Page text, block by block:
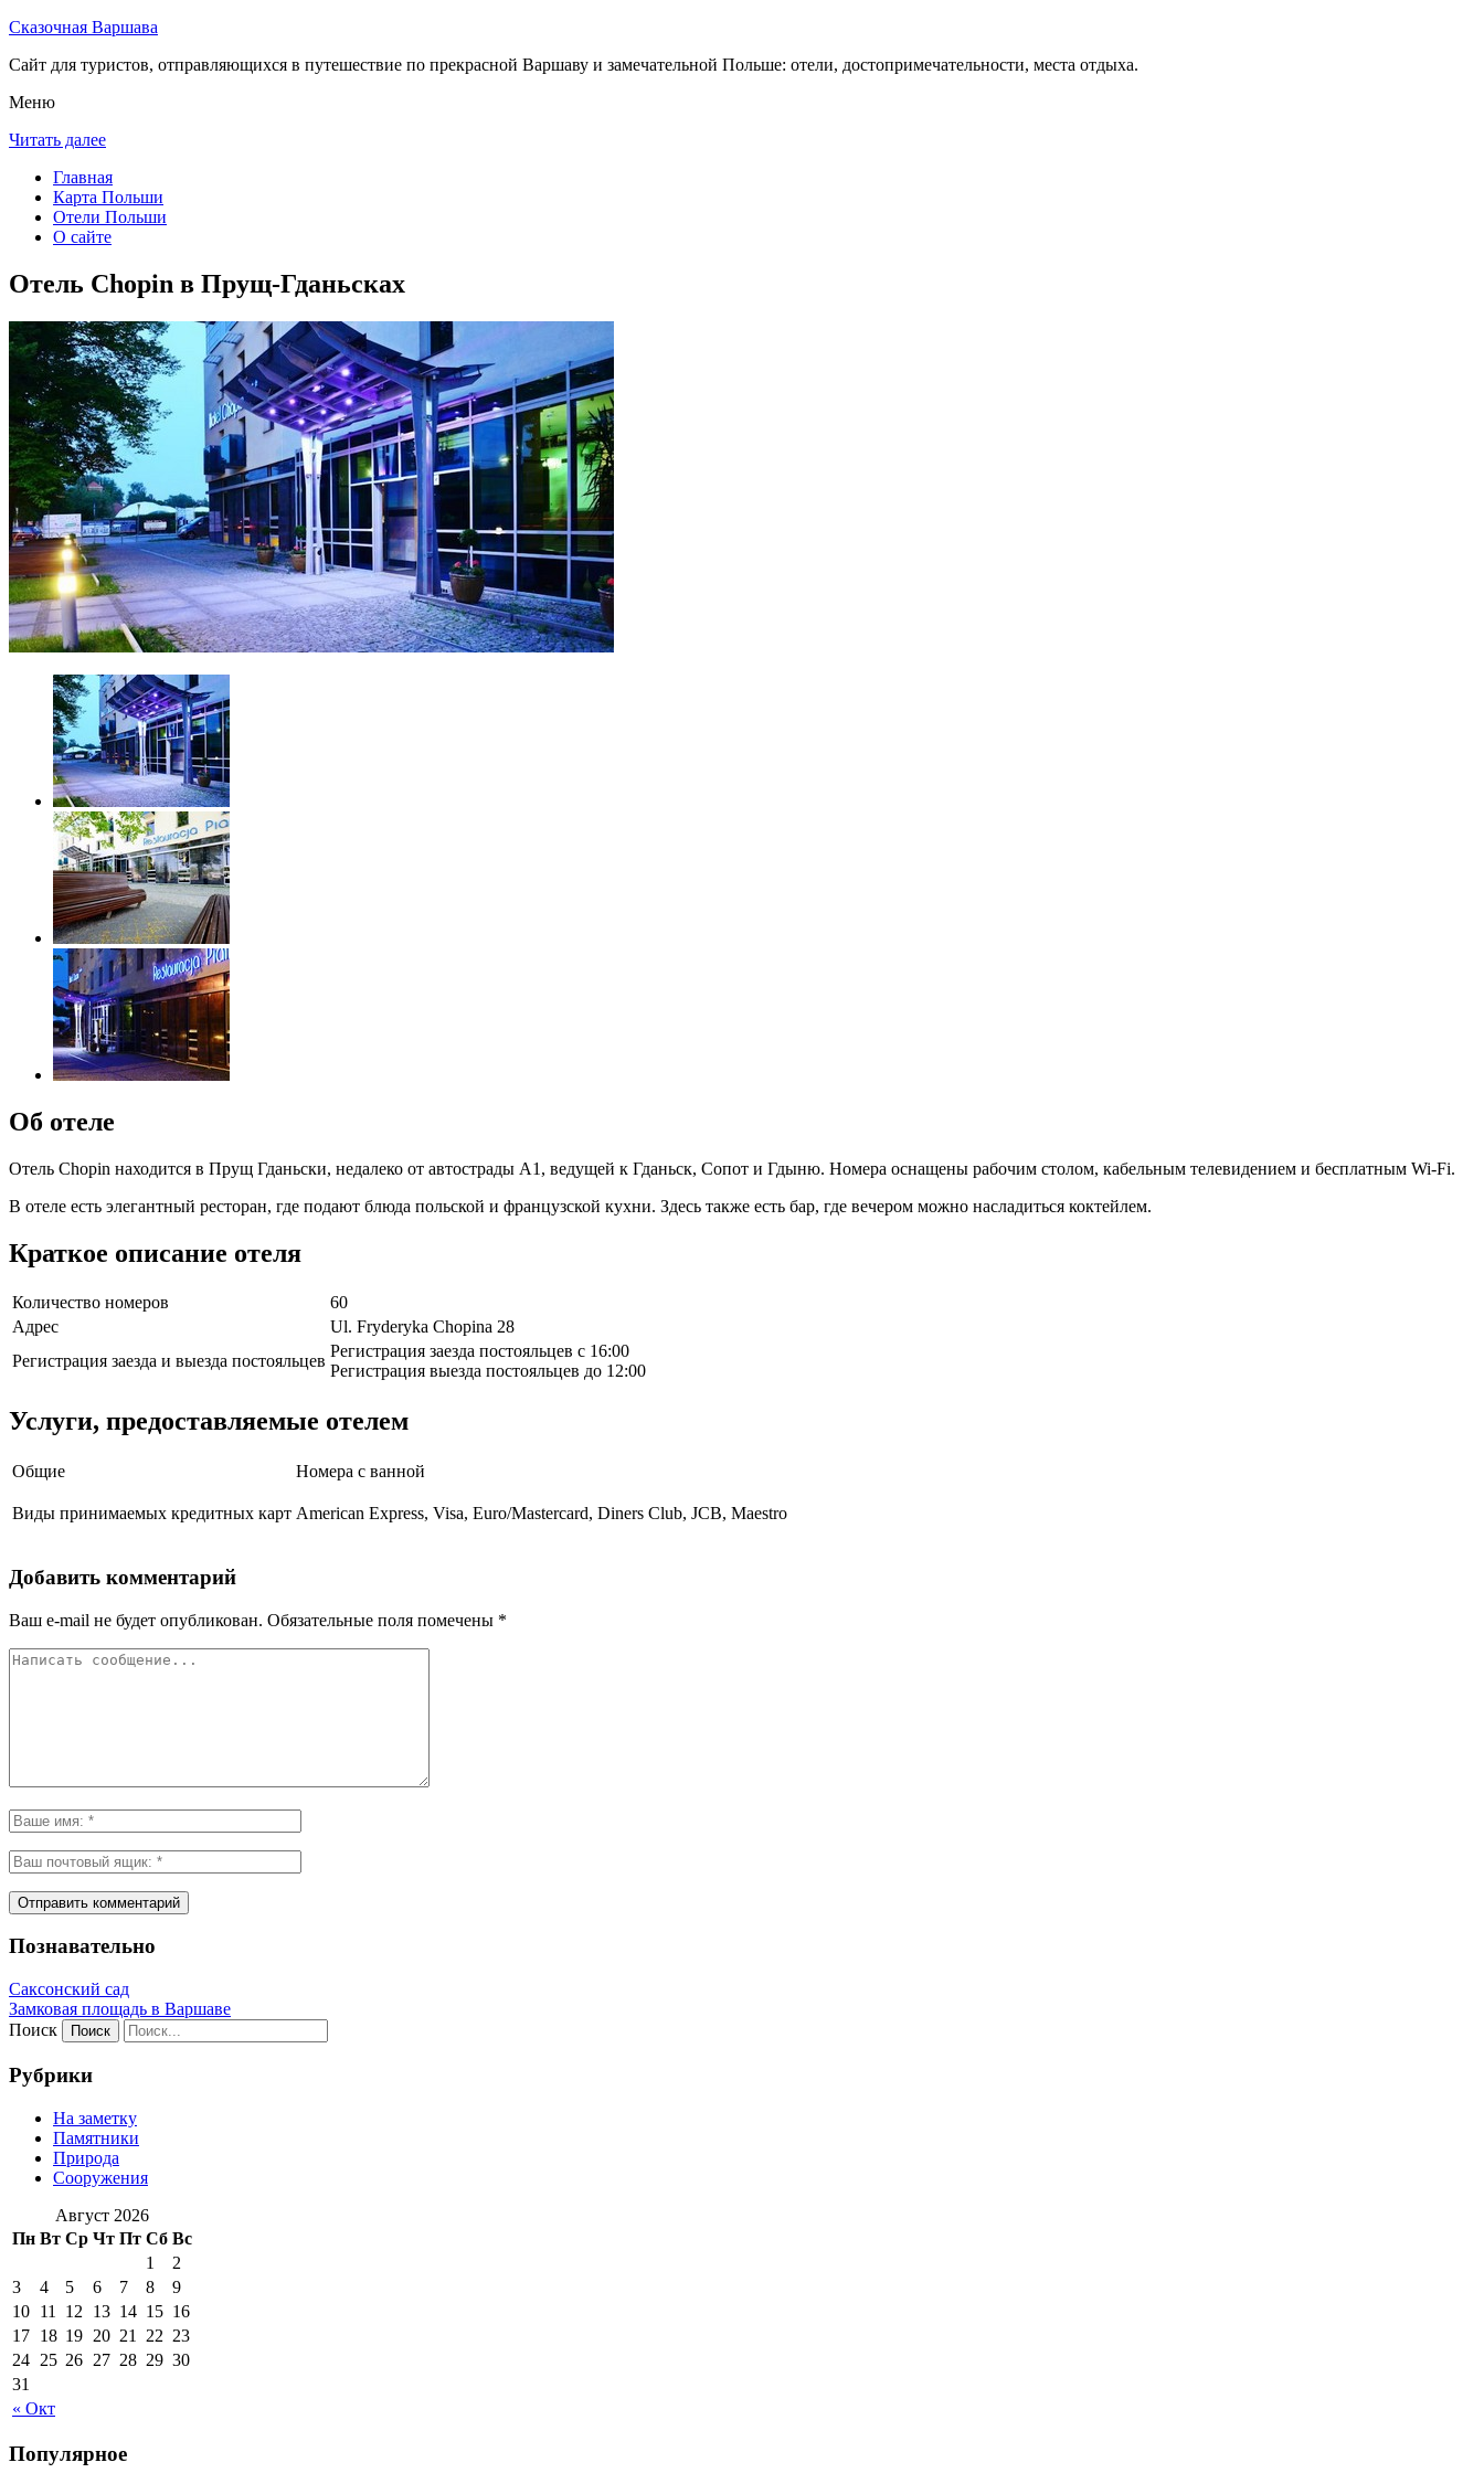
Сказочная Варшава
Сайт для туристов, отправляющихся в путешествие по прекрасной Варшаву и замечательной Польше: отели, достопримечательности, места отдыха.
Меню
Читать далее
Главная
Карта Польши
Отели Польши
О сайте
Отель Chopin в Прущ-Гданьсках
Об отеле
Отель Chopin находится в Прущ Гданьски, недалеко от автострады A1, ведущей к Гданьск, Сопот и Гдыню. Номера оснащены рабочим столом, кабельным телевидением и бесплатным Wi-Fi.
В отеле есть элегантный ресторан, где подают блюда польской и французской кухни. Здесь также есть бар, где вечером можно насладиться коктейлем.
Краткое описание отеля
Количество номеров
60
Адрес
Ul. Fryderyka Chopina 28
Регистрация заезда и выезда постояльцев
Регистрация заезда постояльцев с 16:00
Регистрация выезда постояльцев до 12:00
Услуги, предоставляемые отелем
Общие Номера с ванной
Виды принимаемых кредитных карт American Express, Visa, Euro/Mastercard, Diners Club, JCB, Maestro
Добавить комментарий
Ваш e-mail не будет опубликован. Обязательные поля помечены *
Познавательно
Саксонский сад
Замковая площадь в Варшаве
Поиск
Рубрики
На заметку
Памятники
Природа
Сооружения
Август 2026
Пн Вт Ср Чт Пт Сб Вс
« Окт
1
2
3
4 5 6 7 8
9
10 11 12 13 14 15 16
17 18 19 20 21 22 23
24 25 26 27 28 29 30
31
Популярное